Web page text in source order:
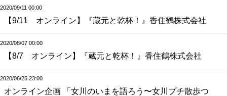
2020/09/11 00:00
【9/11 オンライン】『蔵元と乾杯！』香住鶴株式会社
2020/08/07 00:00
【8/7 オンライン】『蔵元と乾杯！』香住鶴株式会社
2020/06/25 23:00
オンライン企画 「女川のいまを語ろう〜女川プチ散歩つ